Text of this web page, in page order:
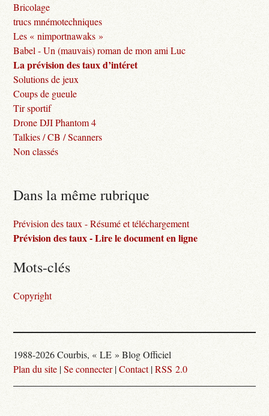
Bricolage
trucs mnémotechniques
Les « nimportnawaks »
Babel - Un (mauvais) roman de mon ami Luc
La prévision des taux d’intéret
Solutions de jeux
Coups de gueule
Tir sportif
Drone DJI Phantom 4
Talkies / CB / Scanners
Non classés
Dans la même rubrique
Prévision des taux - Résumé et téléchargement
Prévision des taux - Lire le document en ligne
Mots-clés
Copyright
1988-2026 Courbis, « LE » Blog Officiel
Plan du site |Se connecter|Contact|RSS 2.0